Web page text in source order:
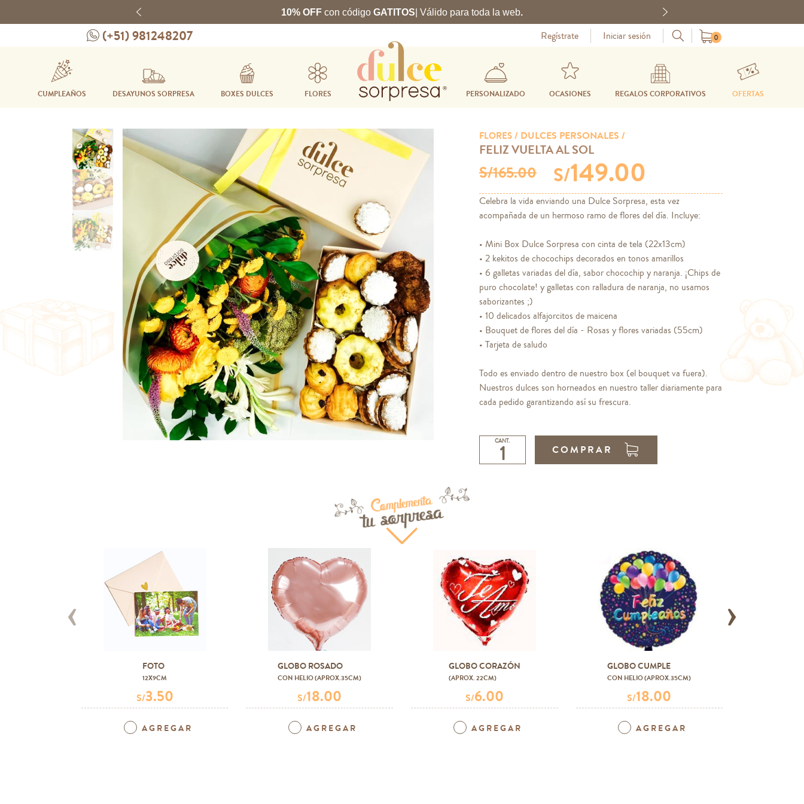
10% OFF con código GATITOS| Válido para toda la web.
Previous Next
(+51) 981248207 Regístrate Iniciar sesión 0
CUMPLEAÑOS DESAYUNOS SORPRESA BOXES DULCES FLORES PERSONALIZADO OCASIONES REGALOS CORPORATIVOS OFERTAS
FLORES/ DULCES PERSONALES /
FELIZ VUELTA AL SOL
S/165.00S/149.00
Celebra la vida enviando una Dulce Sorpresa, esta vez
acompañada de un hermoso ramo de flores del día. Incluye:
• Mini Box Dulce Sorpresa con cinta de tela (22x13cm)
• 2 kekitos de chocochips decorados en tonos amarillos
• 6 galletas variadas del día, sabor chocochip y naranja. ¡Chips de
puro chocolate! y galletas con ralladura de naranja, no usamos
saborizantes ;)
• 10 delicados alfajorcitos de maicena
• Bouquet de flores del día - Rosas y flores variadas (55cm)
• Tarjeta de saludo
Todo es enviado dentro de nuestro box (el bouquet va fuera).
Nuestros dulces son horneados en nuestro taller diariamente para
cada pedido garantizando así su frescura.
CANT.
COMPRAR
Complementa
tu sorpresa
FOTO
12X9CM
S/3.50
AGREGAR
GLOBO ROSADO
CON HELIO (APROX.35CM)
S/18.00
AGREGAR
GLOBO CORAZÓN
(APROX. 22CM)
S/6.00
AGREGAR
GLOBO CUMPLE
CON HELIO (APROX.35CM)
S/18.00
AGREGAR
‹ ›